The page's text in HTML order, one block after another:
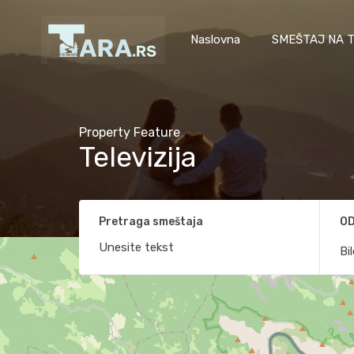
Naslovna SMEŠTAJ NA
Property Feature
Televizija
Pretraga smeštaja